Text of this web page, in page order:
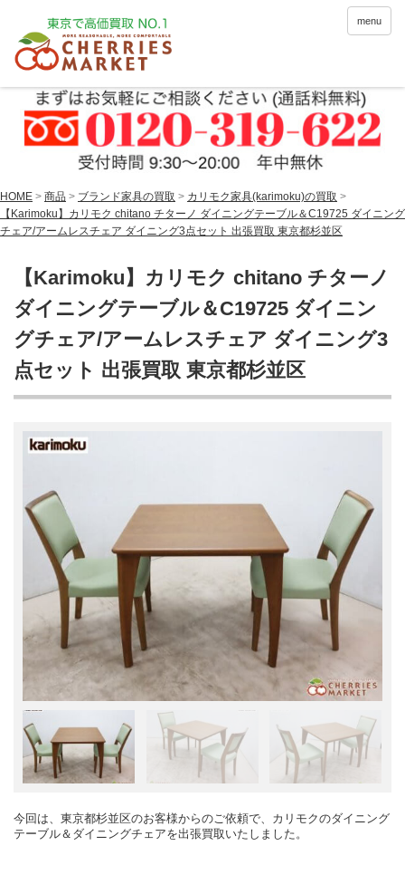
menu
HOME > 商品 > ブランド家具の買取 > カリモク家具(karimoku)の買取 >
【Karimoku】カリモク chitano チターノ ダイニングテーブル＆C19725 ダイニング
チェア/アームレスチェア ダイニング3点セット 出張買取 東京都杉並区
【Karimoku】カリモク chitano チターノ
ダイニングテーブル＆C19725 ダイニン
グチェア/アームレスチェア ダイニング3
点セット 出張買取 東京都杉並区
今回は、東京都杉並区のお客様からのご依頼で、カリモクのダイニング
テーブル＆ダイニングチェアを出張買取いたしました。